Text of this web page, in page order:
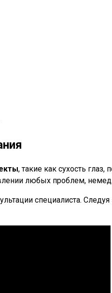
, такие как сухость
любых проблем,
специалиста.